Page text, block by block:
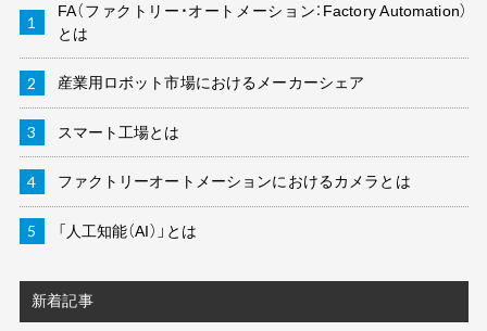
FA（ファクトリー・オートメーション：Factory Automation）
とは
産業用ロボット市場におけるメーカーシェア
スマート工場とは
ファクトリーオートメーションにおけるカメラとは
「人工知能（AI）」とは
新着記事